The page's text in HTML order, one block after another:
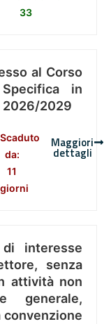
33
al Corso
in
2026/2029
Scaduto
da:
11
giorni
Maggiori
dettagli
interesse
senza
attività non
generale,